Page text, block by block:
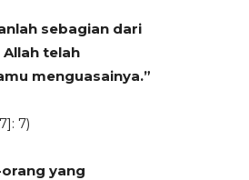
sebagian dari
telah
menguasainya.”
7)
yang